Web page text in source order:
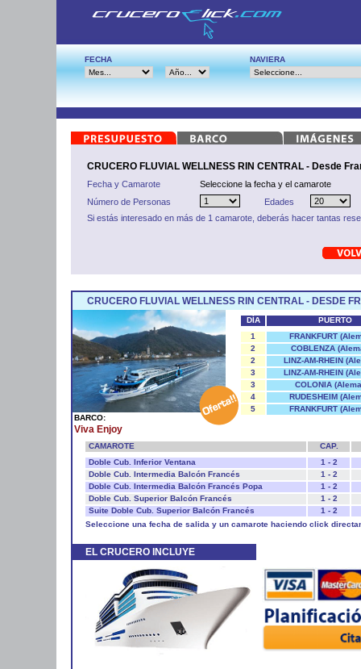
FECHA NAVIERA
CRUCERO FLUVIAL WELLNESS RIN CENTRAL - Desde
Fecha y Camarote
Seleccione la fecha y el camarote
Número de Personas
Edades
Si estás interesado en más de 1 camarote, deberás hacer tantas
CRUCERO FLUVIAL WELLNESS RIN CENTRAL - DESDE
BARCO:
Viva Enjoy
DÍA
PUERTO
1
FRANKFURT
2
COBLENZA
2
LINZ-AM-RHEIN
3
LINZ-AM-RHEIN
3
COLONIA
4
RUDESHEIM
5
FRANKFURT
CAMAROTE
CAP.
Doble Cub. Inferior Ventana
1 - 2
Doble Cub. Intermedia Balcón Francés
1 - 2
Doble Cub. Intermedia Balcón Francés Popa
1 - 2
Doble Cub. Superior Balcón Francés
1 - 2
Suite Doble Cub. Superior Balcón Francés
1 - 2
Seleccione una fecha de salida y un camarote haciendo click
EL CRUCERO INCLUYE